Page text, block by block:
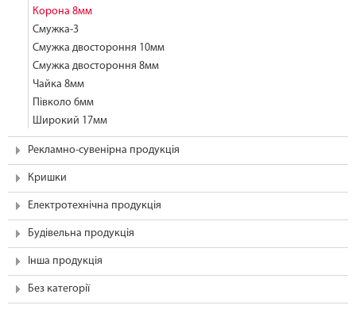
Корона 8мм
Смужка-3
Смужка двостороння 10мм
Смужка двостороння 8мм
Чайка 8мм
Півколо 6мм
Широкий 17мм
Рекламно-сувенірна продукція
Кришки
Електротехнічна продукція
Будівельна продукція
Інша продукція
Без категорії